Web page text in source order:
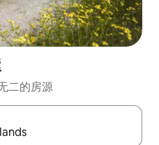
二的房源
键查看，或通过点击或滑动手势